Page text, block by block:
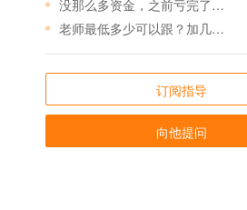
没那么多资金，之前亏完了，很久没做重新开始，只能1000，一般怎么安排仓位
老师最低多少可以跟？加几次仓？我想用1000做长线，300进短？进长短单子会说明吗
订阅指导
向他提问